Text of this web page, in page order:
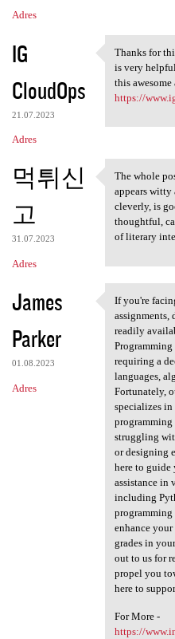
Adres
IG
CloudOps
21.07.2023
Adres
Thanks for
Thanks for
is very
this awesome
https://
먹튀신
고
31.07.2023
Adres
The whole
The whole
appears
cleverly, is
thoughtful,
of literary
James
Parker
01.08.2023
Adres
If you're
If you're
assignments,
readily
Programming
requiring a
languages,
Fortunately,
specializes
programming
struggling
or designing
here to guide
assistance in
including
programming
enhance
grades in
out to us for
propel you
here to
For More -
https://